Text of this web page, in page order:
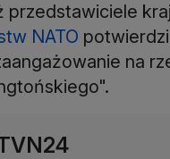
przedstawiciele
NATO
na